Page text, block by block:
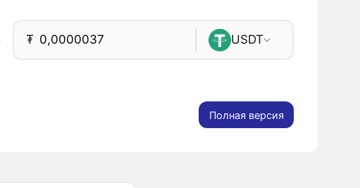
₮ USDT
Полная версия